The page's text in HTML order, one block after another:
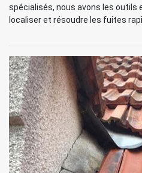
spécialisés, nous avons les
localiser et résoudre les fuites